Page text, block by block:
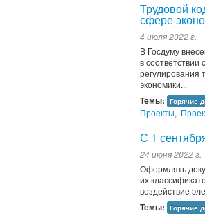
Трудовой
сфере
4 июля 2022 г.
В Госдуму
в соответствии
регулирования
экономики...
Темы: Горячие
Проекты,
С 1
24 июня 2022 г.
Оформлять
их
воздействие
Темы: Горячие